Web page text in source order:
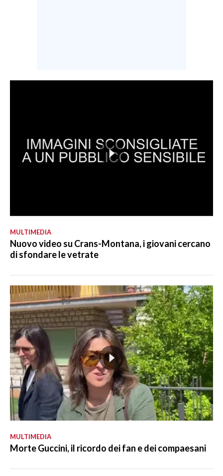
MULTIMEDIA
Nuovo video su Crans-Montana, i giovani cercano
di sfondare le vetrate
MULTIMEDIA
Morte Guccini, il ricordo dei fan e dei compaesani